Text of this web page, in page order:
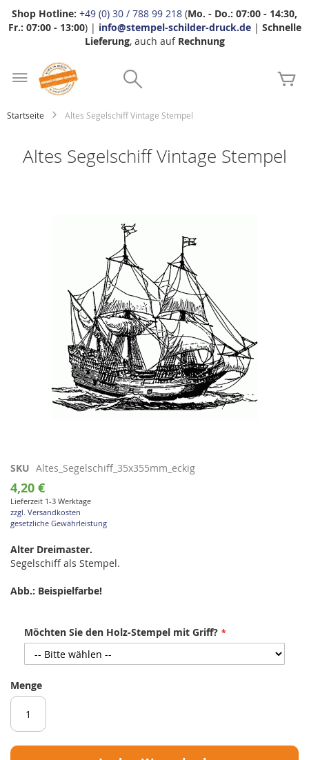
Shop Hotline: +49 (0) 30 / 788 99 218 (Mo. - Do.: 07:00 - 14:30,
Fr.: 07:00 - 13:00) | info@stempel-schilder-druck.de| Schnelle
Lieferung, auch auf Rechnung
Startseite Altes Segelschiff Vintage Stempel
Altes Segelschiff Vintage Stempel
Zum
Anfang
der
Bildgalerie
springen
SKU Altes_Segelschiff_35x355mm_eckig
4,20 €
Lieferzeit 1-3 Werktage
zzgl. Versandkosten
gesetzliche Gewährleistung
Alter Dreimaster.
Segelschiff als Stempel.
Abb.: Beispielfarbe!
Möchten Sie den Holz-Stempel mit Griff?
Menge